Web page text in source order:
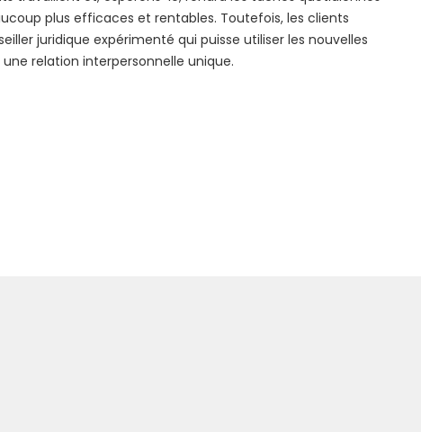
plus efficaces et rentables. Toutefois, les clients
juridique expérimenté qui puisse utiliser les nouvelles
relation interpersonnelle unique.